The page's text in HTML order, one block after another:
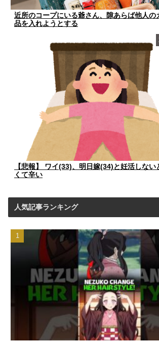
近所のコープにいる爺さん、隙あらば他人の
品を入れようとする
【悲報】 ワイ(33)、明日嫁(34)と妊活しない
くて辛い
人気記事ランキング